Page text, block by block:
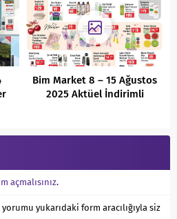
Bim Market 8 – 15 Ağustos
2025 Aktüel İndirimli
açmalısınız.
yukarıdaki form aracılığıyla siz